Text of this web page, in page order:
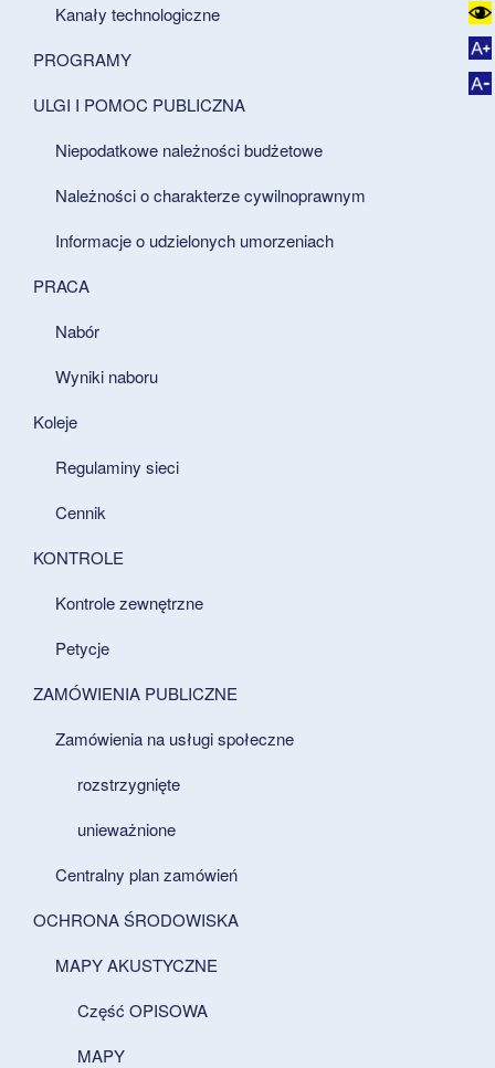
Kanały technologiczne
PROGRAMY
ULGI I POMOC PUBLICZNA
Niepodatkowe należności budżetowe
Należności o charakterze cywilnoprawnym
Informacje o udzielonych umorzeniach
PRACA
Nabór
Wyniki naboru
Koleje
Regulaminy sieci
Cennik
KONTROLE
Kontrole zewnętrzne
Petycje
ZAMÓWIENIA PUBLICZNE
Zamówienia na usługi społeczne
rozstrzygnięte
unieważnione
Centralny plan zamówień
OCHRONA ŚRODOWISKA
MAPY AKUSTYCZNE
Część OPISOWA
MAPY